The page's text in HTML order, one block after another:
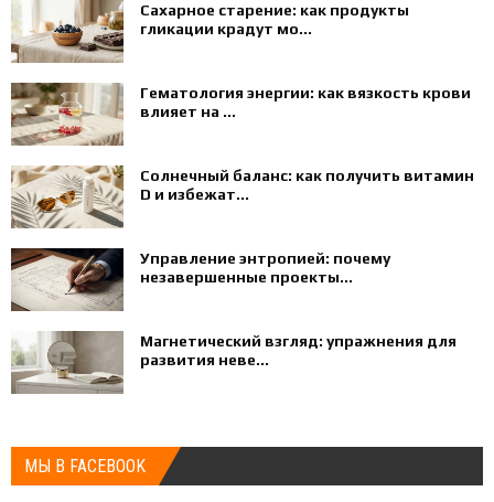
Сахарное старение: как продукты
гликации крадут мо...
Гематология энергии: как вязкость крови
влияет на ...
Солнечный баланс: как получить витамин
D и избежат...
Управление энтропией: почему
незавершенные проекты...
Магнетический взгляд: упражнения для
развития неве...
МЫ В FACEBOOK